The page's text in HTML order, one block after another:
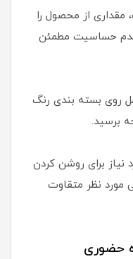
مقداری از محصول را
حساسیت مطمئن
روی بسته بندی رنگ
برسید.
نیاز برای روشن کردن
مورد نظر متقاوت
حضوری